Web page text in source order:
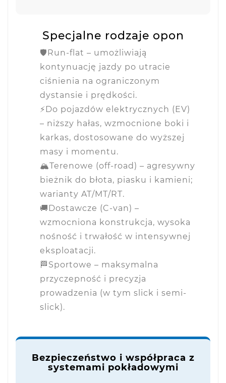
Specjalne rodzaje opon
🛡️ Run-flat – umożliwiają
kontynuację jazdy po utracie
ciśnienia na ograniczonym
dystansie i prędkości.
⚡Do pojazdów elektrycznych (EV)
– niższy hałas, wzmocnione boki i
karkas, dostosowane do wyższej
masy i momentu.
🏔️Terenowe (off-road) – agresywny
bieżnik do błota, piasku i kamieni;
warianty AT/MT/RT.
🚚 Dostawcze (C-van) –
wzmocniona konstrukcja, wysoka
nośność i trwałość w intensywnej
eksploatacji.
🏁 Sportowe – maksymalna
przyczepność i precyzja
prowadzenia (w tym slick i semi-
slick).
Bezpieczeństwo i współpraca z
systemami pokładowymi